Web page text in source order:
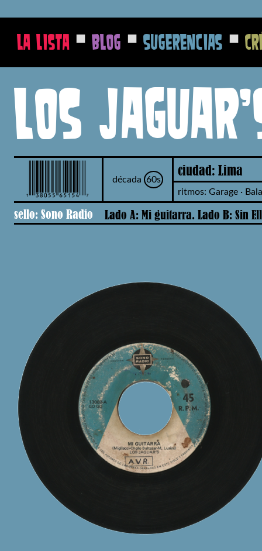
La Lista ■ Blog ■ Sugerencias ■
Los
década 60s
ciudad: Lima
ritmos: Garage ·
sello: Sono Radio Lado A: Mi guitarra. Lado B: Sin